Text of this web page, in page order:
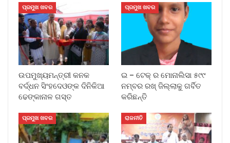
ପ୍ରମୁଖ ଖବର
ଉପମୁଖ୍ୟମନ୍ତ୍ରୀ କନକ
ବର୍ଦ୍ଧନ ସିଂହଦେଓଙ୍କ ଦିନିକିଆ
ଢେଙ୍କାନାଳ ଗସ୍ତ
ପ୍ରମୁଖ ଖବର
ଇ – ଟେକ୍ ର ମୋନାଲିସା ୫୯୯
ନମ୍ବର ରଖ୍ ଜିଲ୍ଲାକୁ ଗର୍ବିତ
କରିଛନ୍ତି
ପ୍ରମୁଖ ଖବର ରାଜନୀତି